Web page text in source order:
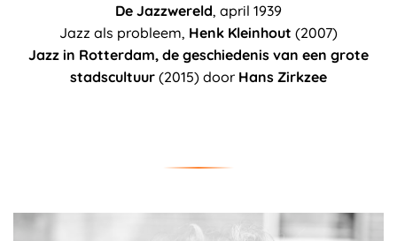
De Jazzwereld, april 1939
Jazz als probleem, Henk Kleinhout (2007)
Jazz in Rotterdam, de geschiedenis van een grote
stadscultuur (2015) door Hans Zirkzee